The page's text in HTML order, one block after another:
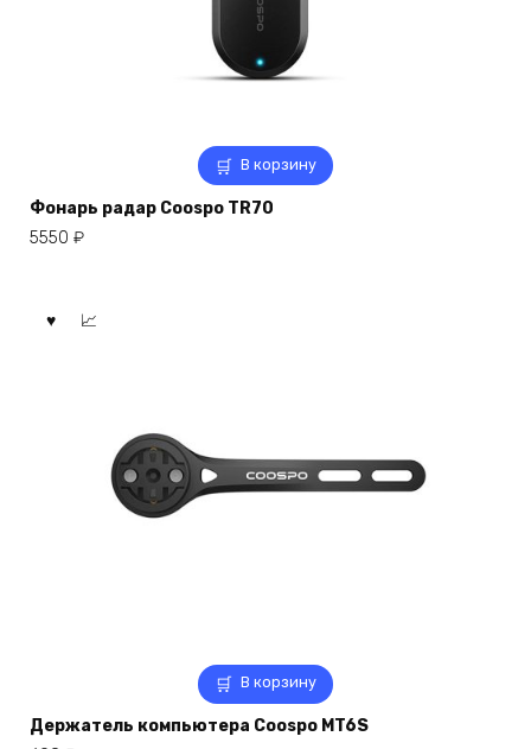
В корзину
Фонарь радар Coospo TR70
5550 ₽
В корзину
Держатель компьютера Coospo MT6S